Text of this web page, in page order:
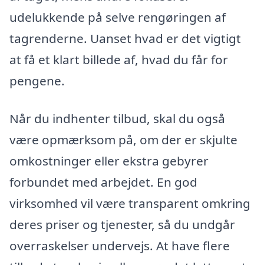
udelukkende på selve rengøringen af
tagrenderne. Uanset hvad er det vigtigt
at få et klart billede af, hvad du får for
pengene.
Når du indhenter tilbud, skal du også
være opmærksom på, om der er skjulte
omkostninger eller ekstra gebyrer
forbundet med arbejdet. En god
virksomhed vil være transparent omkring
deres priser og tjenester, så du undgår
overraskelser undervejs. At have flere